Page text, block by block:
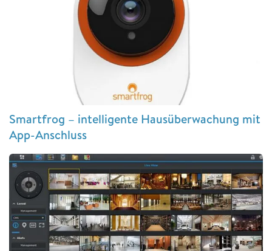
Smartfrog – intelligente Hausüberwachung mit
App-Anschluss